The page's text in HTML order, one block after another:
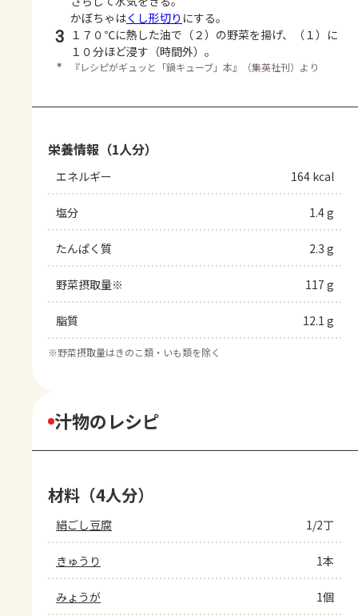
かぼちゃはくし形切り にする。
3 １７０℃に熱した油で（２）の野菜を揚げ、（１）に
１０分ほど浸す（時間外）。
＊ 『レシピがギュッと「鍋キューブ」本』（集英社刊）より
栄養情報（1人分）
エネルギー 164 kcal
塩分 1.4 g
たんぱく質 2.3 g
野菜摂取量※ 117 g
脂質 12.1 g
※野菜摂取量はきのこ類・いも類を除く
汁物のレシピ
材料（4人分）
絹ごし豆腐 1/2丁
きゅうり 1本
みょうが 1個